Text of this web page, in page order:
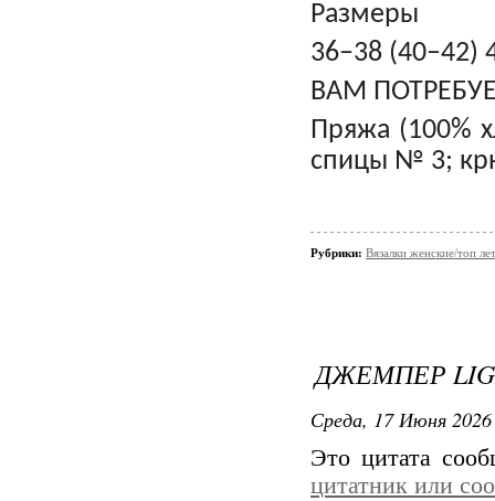
Размеры
36–38 (40–42)
ВАМ
Пряжа (100%
спицы № 3;
Рубрики: Вязалки женские/топ
ДЖЕМПЕР
Среда, 17 Июня
Это цитата
цитатник или